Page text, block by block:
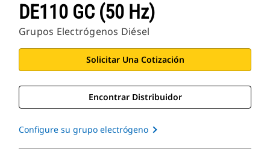
DE110 GC (50 Hz)
Grupos Electrógenos Diésel
Solicitar Una Cotización
Encontrar Distribuidor
Configure su grupo electrógeno